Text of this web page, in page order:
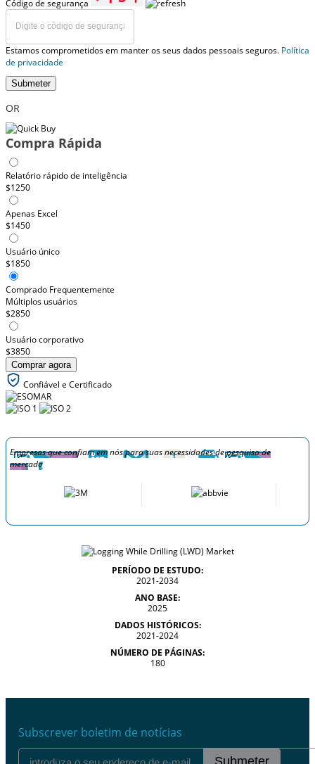
Código de segurança
Estamos comprometidos em manter os seus dados pessoais seguros. Política
de privacidade
Submeter
OR
Compra Rápida
Relatório rápido de inteligência
$1250
Apenas Excel
$1450
Usuário único
$1850
Comprado Frequentemente
Múltiplos usuários
$2850
Usuário corporativo
$3850
Comprar agora
Confiável e Certificado
Empresas que confiam em nós para suas necessidades de pesquisa de
mercado
PERÍODO DE ESTUDO:
2021-2034
ANO BASE:
2025
DADOS HISTÓRICOS:
2021-2024
NÚMERO DE PÁGINAS:
180
Subscrever boletim de notícias
Submeter